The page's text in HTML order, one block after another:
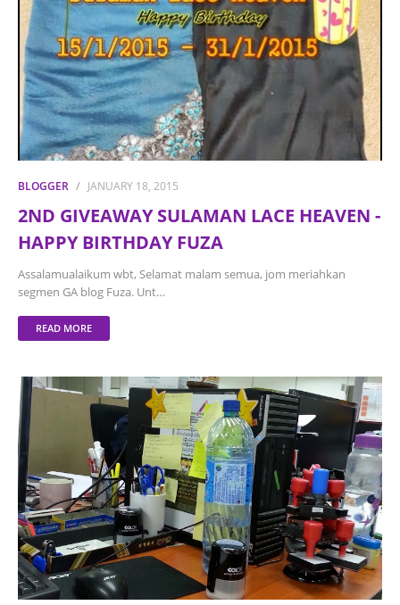
BLOGGER JANUARY 18, 2015
2ND GIVEAWAY SULAMAN LACE HEAVEN -
HAPPY BIRTHDAY FUZA
Assalamualaikum wbt, Selamat malam semua, jom meriahkan
segmen GA blog Fuza. Unt…
READ MORE